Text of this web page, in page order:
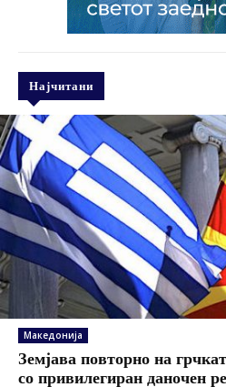
Најчитани
Македонија
Земјава повторно на
со привилегиран даночен